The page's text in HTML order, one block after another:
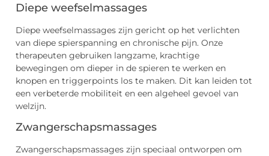
Diepe weefselmassages
Diepe weefselmassages zijn gericht op het verlichten
van diepe spierspanning en chronische pijn. Onze
therapeuten gebruiken langzame, krachtige
bewegingen om dieper in de spieren te werken en
knopen en triggerpoints los te maken. Dit kan leiden tot
een verbeterde mobiliteit en een algeheel gevoel van
welzijn.
Zwangerschapsmassages
Zwangerschapsmassages zijn speciaal ontworpen om